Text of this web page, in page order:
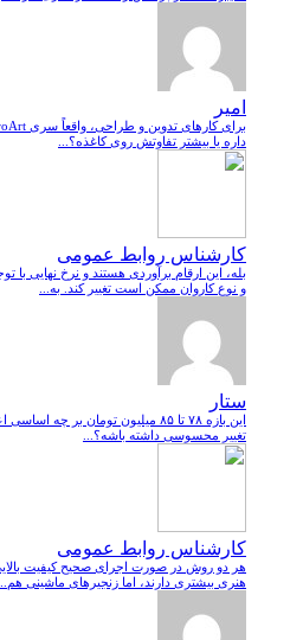
امیر
داره یا بیشتر تفاوتش روی کاغذه؟...
کارشناس روابط عمومی
بله، این ارقام برآوردی هستند و نرخ نهایی با
و نوع کاروان ممکن است تغییر کند. به...
ستار
این بازه ۷۸ تا ۸۵ میلیون تومان بر
تغییر محسوسی داشته باشه؟...
کارشناس روابط عمومی
هر دو روش در صورت اجرای صحیح کیفیت
هنری بیشتری دارند، اما زنجیرهای ماشینی هم...